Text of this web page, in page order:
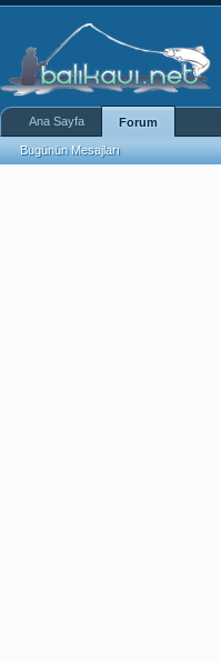
Ana Sayfa Forum
Bugünün Mesajları